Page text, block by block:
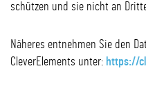
schützen und sie nicht an
Näheres entnehmen Sie den
CleverElements unter: https://